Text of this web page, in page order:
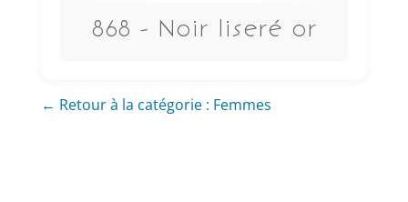
868 - Noir liseré or
← Retour à la catégorie : Femmes